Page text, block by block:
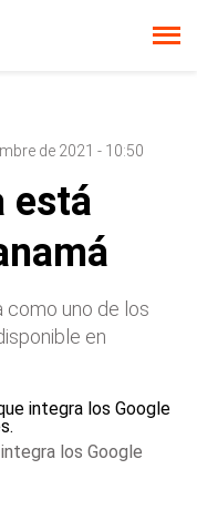
de 2021 - 10:50
está
como uno de los
en
los Google